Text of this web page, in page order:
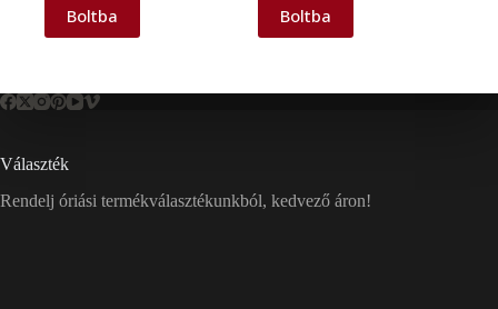
Boltba Boltba
Választék
Rendelj óriási termékválasztékunkból, kedvező áron!